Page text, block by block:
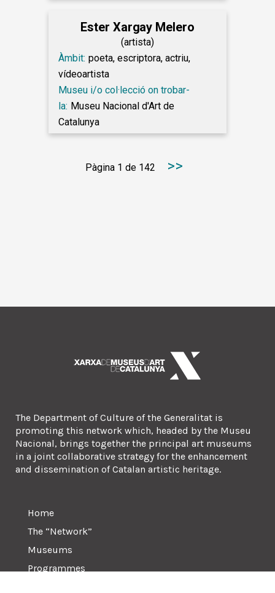
Ester Xargay Melero
(artista)
Àmbit: poeta, escriptora, actriu,
vídeoartista
Museu i/o col·lecció on trobar-
la: Museu Nacional d'Art de
Catalunya
Pàgina 1 de 142 >>
The Department of Culture of the Generalitat is
promoting this network which, headed by the Museu
Nacional, brings together the principal art museums
in a joint collaborative strategy for the enhancement
and dissemination of Catalan artistic heritage.
Home
The “Network”
Museums
Programmes